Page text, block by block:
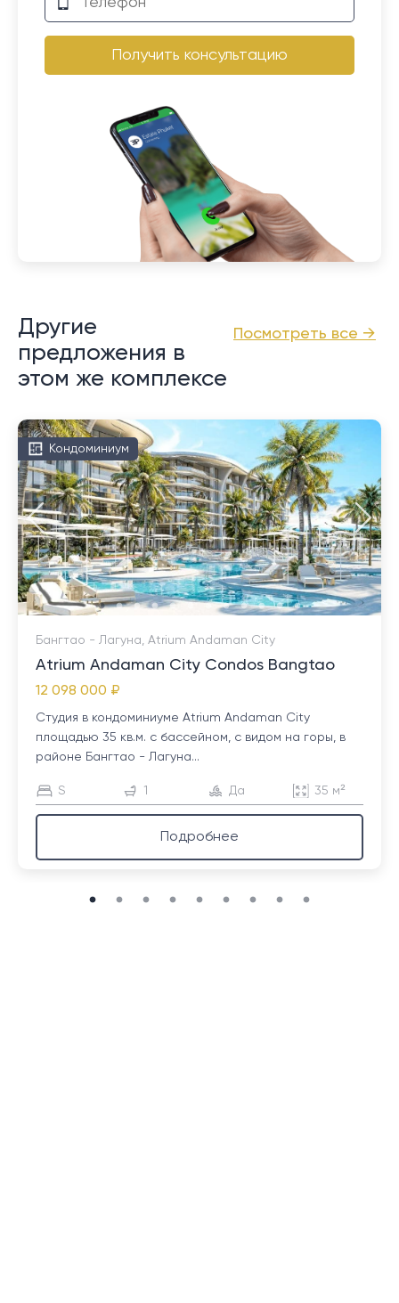
Получить консультацию
Посмотреть все →
Другие
предложения в
этом же комплексе
Кондоминиум
Бангтао - Лагуна, Atrium Andaman City
Atrium Andaman City Condos Bangtao
12 098 000 ₽
Студия в кондоминиуме Atrium Andaman City
площадью 35 кв.м. с бассейном, с видом на горы, в
районе Бангтао - Лагуна...
S 1 Да 35 м²
Подробнее